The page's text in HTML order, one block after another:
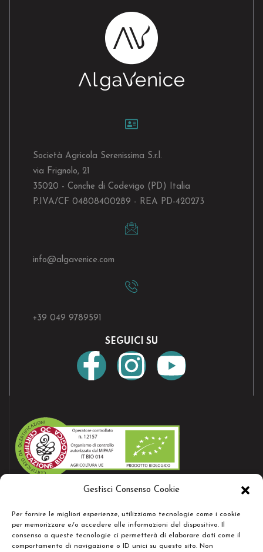
Gestisci Consenso Cookie
Per fornire le migliori esperienze, utilizziamo tecnologie come i cookie
per memorizzare e/o accedere alle informazioni del dispositivo. Il
consenso a queste tecnologie ci permetterà di elaborare dati come il
comportamento di navigazione o ID unici su questo sito. Non
Società Agricola Serenissima S.r.l.
via Frignolo, 21
35020 - Conche di Codevigo (PD) Italia
P.IVA/CF 04808400289 - REA PD-420273
info@algavenice.com
+39 049 9789591
SEGUICI SU
Bio certificate nr.12157